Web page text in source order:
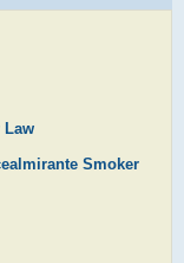
Law
Smoker